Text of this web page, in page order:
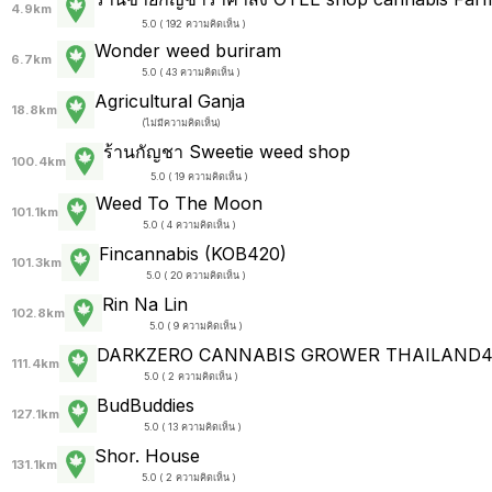
4.9km
5.0 ( 192 ความคิดเห็น )
6.7km Wonder weed buriram
5.0 ( 43 ความคิดเห็น )
18.8km Agricultural Ganja
(ไม่มีความคิดเห็น)
100.4km ร้านกัญชา Sweetie weed shop
5.0 ( 19 ความคิดเห็น )
101.1km Weed To The Moon
5.0 ( 4 ความคิดเห็น )
101.3km Fincannabis (KOB420)
5.0 ( 20 ความคิดเห็น )
102.8km Rin​ Na Lin
5.0 ( 9 ความคิดเห็น )
111.4km DARKZERO CANNABIS GROWER
5.0 ( 2 ความคิดเห็น )
127.1km BudBuddies
5.0 ( 13 ความคิดเห็น )
131.1km Shor. House
5.0 ( 2 ความคิดเห็น )